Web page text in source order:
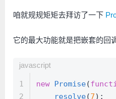
咱就规规矩矩去拜访了一下
它的最大功能就是把嵌套的回
javascript
1
2
new Promise(
resolve(7);